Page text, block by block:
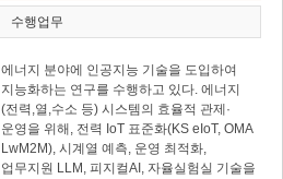
수행업무
에너지 분야에 인공지능 기술을 도입하여
지능화하는 연구를 수행하고 있다. 에너지
(전력,열,수소 등) 시스템의 효율적 관제·
운영을 위해, 전력 IoT 표준화(KS eIoT, OMA
LwM2M), 시계열 예측, 운영 최적화,
업무지원 LLM, 피지컬AI, 자율실험실 기술을